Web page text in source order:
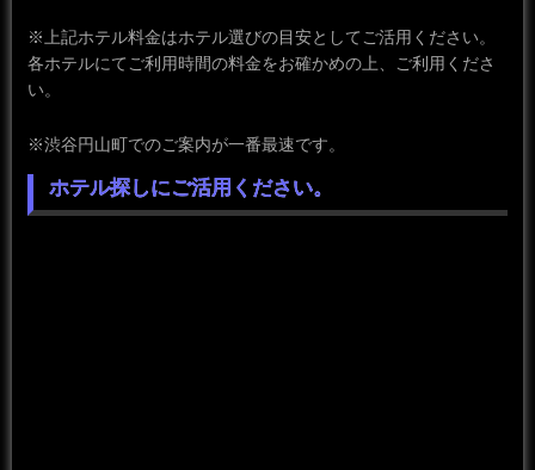
※上記ホテル料金はホテル選びの目安としてご活用ください。
各ホテルにてご利用時間の料金をお確かめの上、ご利用くださ
い。
※渋谷円山町でのご案内が一番最速です。
ホテル探しにご活用ください。